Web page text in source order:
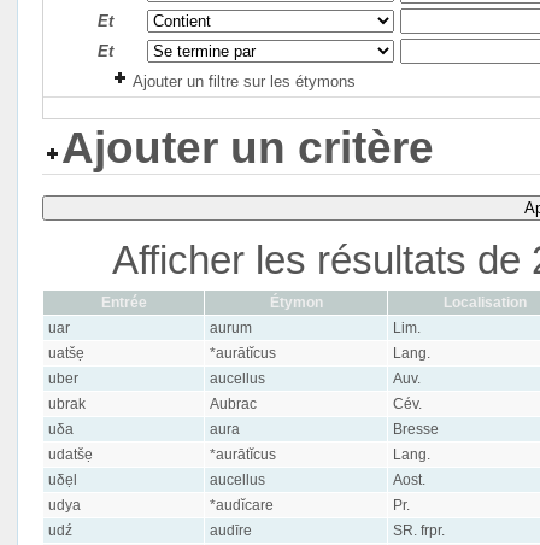
Et
Et
Ajouter un filtre sur les étymons
Ajouter un critère
Afficher les résultats de
Entrée Étymon
Localisation
uar
aurum
Lim.
uatšẹ
*aurātĭcus
Lang.
uber
aucellus
Auv.
ubrak
Aubrac
Cév.
uδa
aura
Bresse
udatšẹ
*aurātĭcus
Lang.
uδẹl
aucellus
Aost.
udya
*audĭcare
Pr.
udź
audīre
SR. frpr.